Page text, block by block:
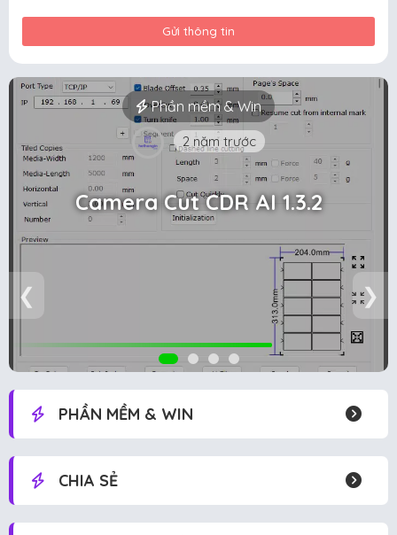
Gửi thông tin
Phần mềm & Win
2 năm trước
Camera Cut CDR AI 1.3.2
❮ ❯
PHẦN MỀM & WIN
CHIA SẺ